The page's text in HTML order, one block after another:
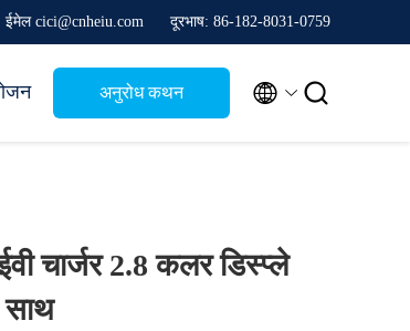
ईमेल cici@cnheiu.com दूरभाष: 86-182-8031-0759
अनुरोध कथन  
चार्जर 2.8 कलर डिस्प्ले